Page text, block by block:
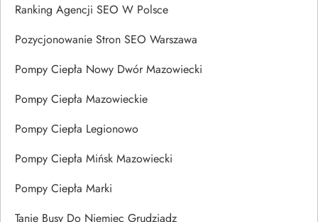
Ranking Agencji SEO W Polsce
Pozycjonowanie Stron SEO Warszawa
Pompy Ciepła Nowy Dwór Mazowiecki
Pompy Ciepła Mazowieckie
Pompy Ciepła Legionowo
Pompy Ciepła Mińsk Mazowiecki
Pompy Ciepła Marki
Tanie Busy Do Niemiec Grudziądz